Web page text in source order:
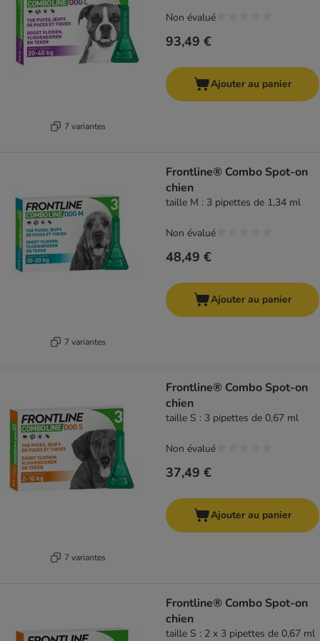
7 variantes
93,49 €
Non évalué
Ajouter au panier
7 variantes
Frontline® Combo Spot-on
chien
taille M : 3 pipettes de 1,34 ml
48,49 €
Non évalué
Ajouter au panier
7 variantes
Frontline® Combo Spot-on
chien
taille S : 3 pipettes de 0,67 ml
37,49 €
Non évalué
Ajouter au panier
Frontline® Combo Spot-on
chien
taille S : 2 x 3 pipettes de 0,67 ml